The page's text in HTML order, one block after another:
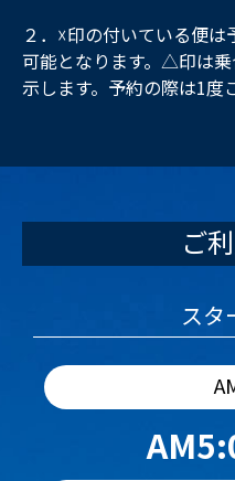
２．☓印の付いている便
可能となります。△印は
示します。予約の際は1度
ご
スタ